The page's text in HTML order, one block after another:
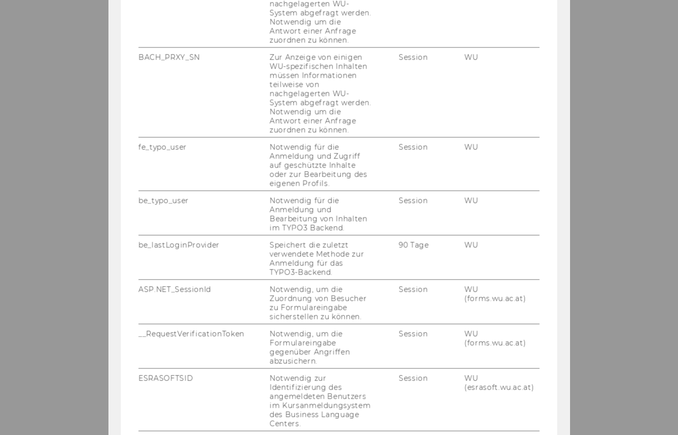
Linda Lorenz
Peter Malanik
Anton Pichler
nachgelagerten WU-
System abgefragt werden.
Notwendig um die
Antwort einer Anfrage
zuordnen zu können.
BACH_PRXY_SN
Zur Anzeige von einigen
WU-spezifischen Inhalten
müssen Informationen
teilweise von
nachgelagerten WU-
System abgefragt werden.
Notwendig um die
Antwort einer Anfrage
zuordnen zu können.
Session WU
fe_typo_user
Notwendig für die
Anmeldung und Zugriff
auf geschützte Inhalte
oder zur Bearbeitung des
eigenen Profils.
Session WU
be_typo_user
Notwendig für die
Anmeldung und
Bearbeitung von Inhalten
im TYPO3 Backend.
Session WU
be_lastLoginProvider
Speichert die zuletzt
verwendete Methode zur
Anmeldung für das
TYPO3-Backend.
90 Tage WU
ASP.NET_SessionId
Notwendig, um die
Zuordnung von Besucher
zu Formulareingabe
sicherstellen zu können.
Session
WU
(forms.wu.ac.at)
__RequestVerificationToken
Notwendig, um die
Formulareingabe
gegenüber Angriffen
abzusichern.
Session
WU
(forms.wu.ac.at)
ESRASOFTSID
Notwendig zur
Identifizierung des
angemeldeten Benutzers
im Kursanmeldungsystem
des Business Language
Centers.
Session
WU
(esrasoft.wu.ac.at)